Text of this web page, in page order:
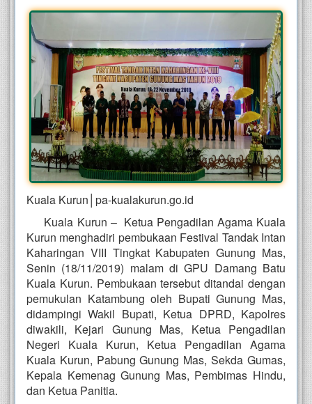
Kuala Kurun│pa-kualakurun.go.id
Kuala Kurun – Ketua Pengadilan Agama Kuala
Kurun menghadiri pembukaan Festival Tandak Intan
Kaharingan VIII Tingkat Kabupaten Gunung Mas,
Senin (18/11/2019) malam di GPU Damang Batu
Kuala Kurun. Pembukaan tersebut ditandai dengan
pemukulan Katambung oleh Bupati Gunung Mas,
didampingi Wakil Bupati, Ketua DPRD, Kapolres
diwakili, Kejari Gunung Mas, Ketua Pengadilan
Negeri Kuala Kurun, Ketua Pengadilan Agama
Kuala Kurun, Pabung Gunung Mas, Sekda Gumas,
Kepala Kemenag Gunung Mas, Pembimas Hindu,
dan Ketua Panitia.